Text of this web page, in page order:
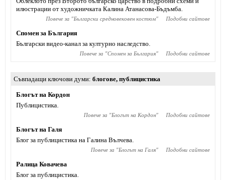
илюстрации от художничката Калина Атанасова-Бъдъмба.
Повече за "Български средновековен костюм" Подобни сайтове
Спомен за България
Български видео-канал за културно наследство.
Повече за "Спомен за България" Подобни сайтове
Съвпадащи ключови думи блогове, публицистика
Блогът на Кордон
Публицистика.
Повече за "Блогът на Кордон" Подобни сайтове
Блогът на Галя
Блог за публицистика на Галина Вълчева.
Повече за "Блогът на Галя" Подобни сайтове
Ралица Ковачева
Блог за публицистика.